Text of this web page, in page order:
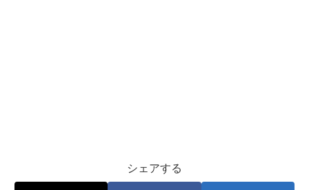
シェアする